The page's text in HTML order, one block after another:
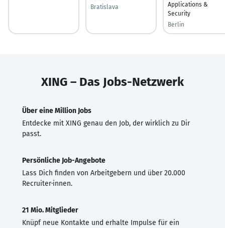
Bratislava
Applications &
Security
Berlin
XING – Das Jobs-Netzwerk
Über eine Million Jobs
Entdecke mit XING genau den Job, der wirklich zu Dir
passt.
Persönliche Job-Angebote
Lass Dich finden von Arbeitgebern und über 20.000
Recruiter·innen.
21 Mio. Mitglieder
Knüpf neue Kontakte und erhalte Impulse für ein